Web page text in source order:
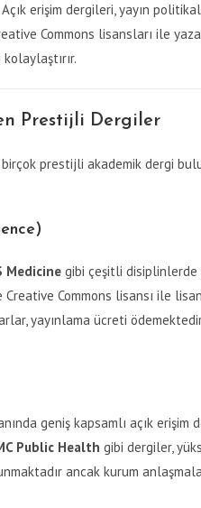
Açık erişim dergileri, yayın
Commons lisansları ile
kolaylaştırır.
Prestijli Dergiler
birçok prestijli akademik dergi
Medicine gibi çeşitli disiplinlerde
Commons lisansı ile
yayınlama ücreti
geniş kapsamlı açık erişim
Public Health gibi dergiler,
ancak kurum